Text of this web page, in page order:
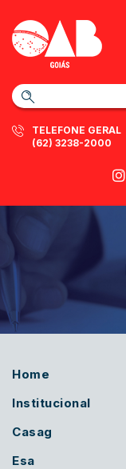
TELEFONE GERAL
(62) 3238-2000
Home
Institucional
Casag
Esa